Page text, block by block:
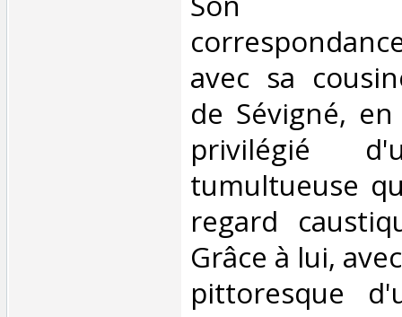
avec sa
de Sévigné,
privilégié
tumultueuse
regard
Grâce à lui,
pittoresque